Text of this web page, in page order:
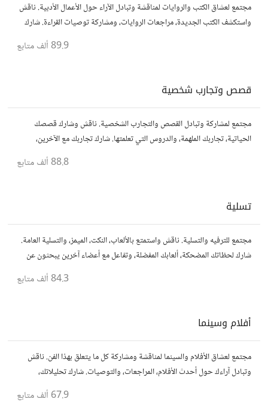
مجتمع لعشاق الكتب والروايات لمناقشة وتبادل الآراء حول الأعمال الأدبية. ناقش
واستكشف الكتب الجديدة، مراجعات الروايات، ومشاركة توصيات القراءة. شارك
89.9 ألف متابع
قصص وتجارب شخصية
مجتمع لمشاركة وتبادل القصص والتجارب الشخصية. ناقش وشارك قصصك
الحياتية، تجاربك الملهمة، والدروس التي تعلمتها. شارك تجاربك مع الآخرين،
88.8 ألف متابع
تسلية
مجتمع للترفيه والتسلية. ناقش واستمتع بالألعاب، النكت، الميمز، والتسلية العامة.
شارك لحظاتك المضحكة، ألعابك المفضلة، وتفاعل مع أعضاء آخرين يبحثون عن
84.3 ألف متابع
أفلام وسينما
مجتمع لعشاق الأفلام والسينما لمناقشة ومشاركة كل ما يتعلق بهذا الفن. ناقش
وتبادل آراءك حول أحدث الأفلام، المراجعات، والتوصيات. شارك تحليلاتك،
قصصك، واستمتع بنقاشات حول الأفلام والمخرجين والسيناريوهات.
67.9 ألف متابع